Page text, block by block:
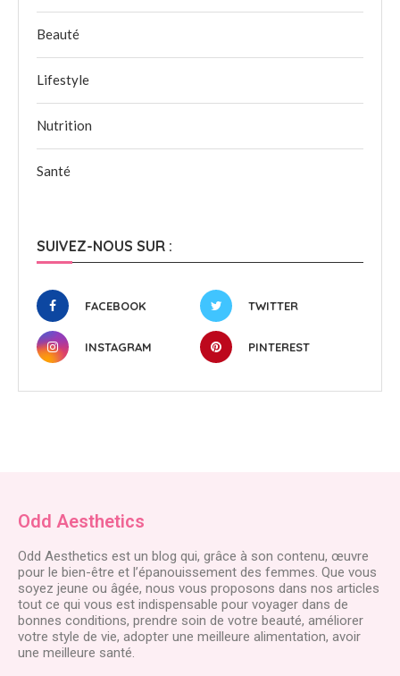
Beauté
Lifestyle
Nutrition
Santé
SUIVEZ-NOUS SUR :
FACEBOOK TWITTER
INSTAGRAM PINTEREST
Odd Aesthetics
Odd Aesthetics est un blog qui, grâce à son contenu, œuvre
pour le bien-être et l’épanouissement des femmes. Que vous
soyez jeune ou âgée, nous vous proposons dans nos articles
tout ce qui vous est indispensable pour voyager dans de
bonnes conditions, prendre soin de votre beauté, améliorer
votre style de vie, adopter une meilleure alimentation, avoir
une meilleure santé.